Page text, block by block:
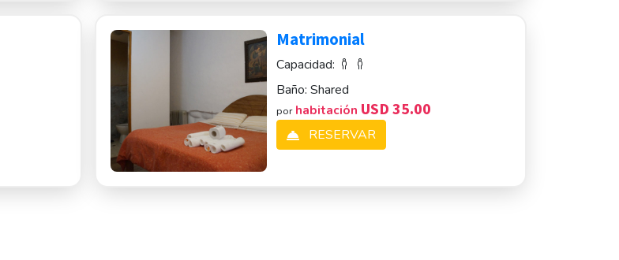
Matrimonial
Capacidad:
Baño: Shared
por habitación USD 35.00
RESERVAR